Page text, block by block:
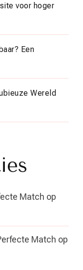
voor hoger
Een
Wereld
Match op
Match op